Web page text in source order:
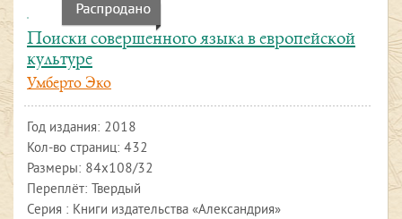
Поиски совершенного языка в европейской
культуре
Умберто Эко
Год издания: 2018
Кол-во страниц: 432
Размеры: 84х108/32
Переплёт: Твердый
Серия : Книги издательства «Александрия»